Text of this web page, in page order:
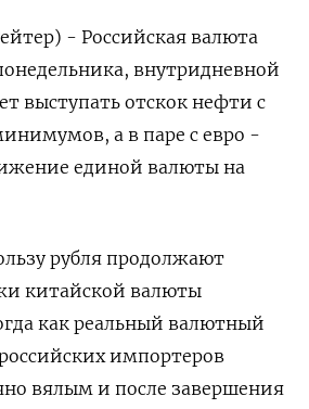
- Российская валюта
внутридневной
выступать отскок нефти с
а в паре с евро -
единой валюты на
рубля продолжают
китайской валюты
как реальный валютный
импортеров
вялым и после завершения